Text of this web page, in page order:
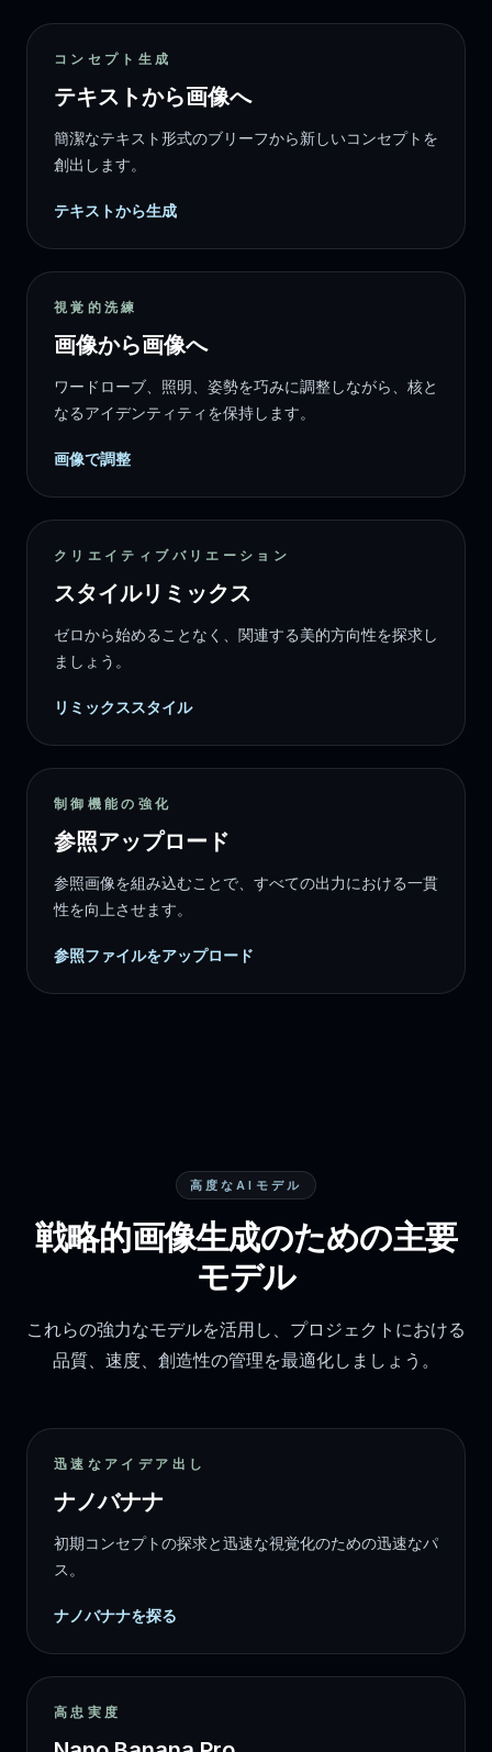
コンセプト生成
テキストから画像へ
簡潔なテキスト形式のブリーフから新しいコンセプトを
創出します。
テキストから生成
視覚的洗練
画像から画像へ
ワードローブ、照明、姿勢を巧みに調整しながら、核と
なるアイデンティティを保持します。
画像で調整
クリエイティブバリエーション
スタイルリミックス
ゼロから始めることなく、関連する美的方向性を探求し
ましょう。
リミックススタイル
制御機能の強化
参照アップロード
参照画像を組み込むことで、すべての出力における一貫
性を向上させます。
参照ファイルをアップロード
高度なAIモデル
戦略的画像生成のための主要
モデル
これらの強力なモデルを活用し、プロジェクトにおける
品質、速度、創造性の管理を最適化しましょう。
迅速なアイデア出し
ナノバナナ
初期コンセプトの探求と迅速な視覚化のための迅速なパ
ス。
ナノバナナを探る
高忠実度